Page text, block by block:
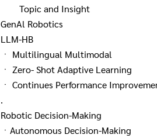
Topic and Insight
GenAl Robotics
LLM-HB
ㆍ Multilingual Multimodal
ㆍ Zero- Shot Adaptive Learning
ㆍ Continues Performance
.
Robotic Decision-Making
ㆍAutonomous Decision-Making